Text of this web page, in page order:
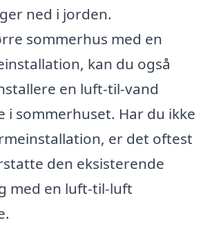
ned i jorden.
sommerhus med en
kan du også
en luft-til-vand
i sommerhuset. Har du ikke
er det oftest
den eksisterende
med en luft-til-luft